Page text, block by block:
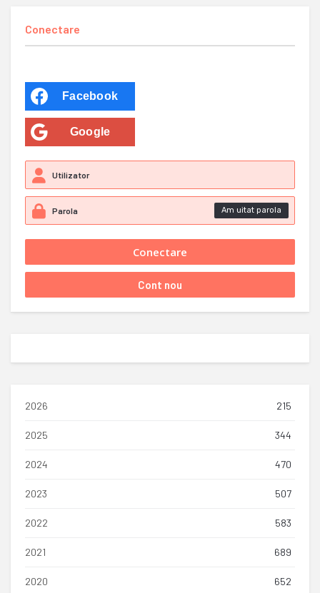
Conectare
Facebook
Google
Am uitat parola
2026 215
2025 344
2024 470
2023 507
2022 583
2021 689
2020 652